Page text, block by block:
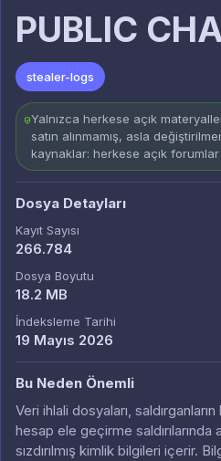
PUBLIC
stealer-logs
Yalnızca herkese açık
satın alınmamış, asla
kaynaklar: herkese açık
Dosya Detayları
Kayıt Sayısı
266.784
Dosya Boyutu
18.2 MB
İndeksleme Tarihi
19 Mayıs 2026
Bu Neden Önemli
Veri ihlali dosyaları,
hesap ele geçirme saldırılarında
sızdırılmış kimlik bilgileri içerir.